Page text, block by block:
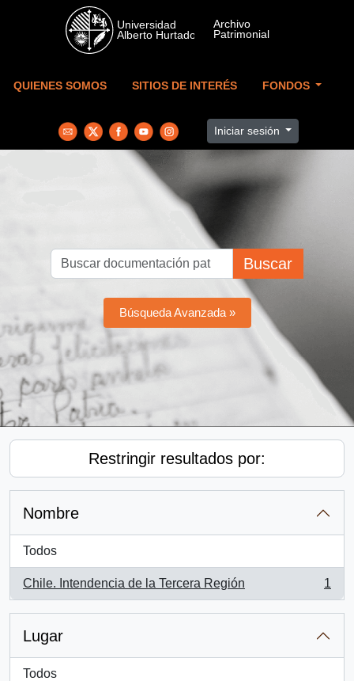
Skip to main content
QUIENES SOMOS SITIOS DE INTERÉS FONDOS
Iniciar sesión
Buscar
Búsqueda Avanzada »
Restringir resultados por:
Nombre
Todos
Chile. Intendencia de la Tercera Región
, 1 resultados
1
Lugar
Todos